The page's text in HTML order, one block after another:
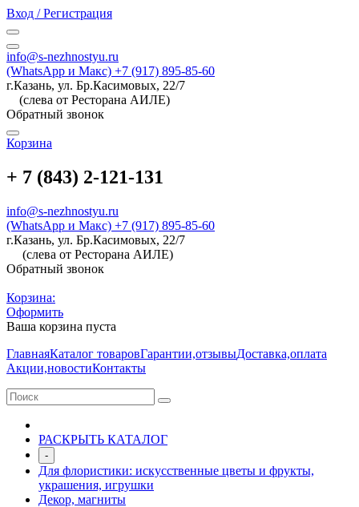
Вход / Регистрация
info@s-nezhnostyu.ru
(WhatsApp и Макс) +7 (917) 895-85-60
г.Казань, ул. Бр.Касимовых, 22/7
(слева от Ресторана АИЛЕ)
Обратный звонок
Корзина
+ 7 (843) 2-121-131
info@s-nezhnostyu.ru
(WhatsApp и Макс) +7 (917) 895-85-60
г.Казань, ул. Бр.Касимовых, 22/7
(слева от Ресторана АИЛЕ)
Обратный звонок
Корзина:
Оформить
Ваша корзина пуста
ГлавнаяКаталог товаровГарантии,отзывыДоставка,оплата
Акции,новостиКонтакты
РАСКРЫТЬ КАТАЛОГ
-
Для флористики: искусственные цветы и фрукты,
украшения, игрушки
Декор, магниты